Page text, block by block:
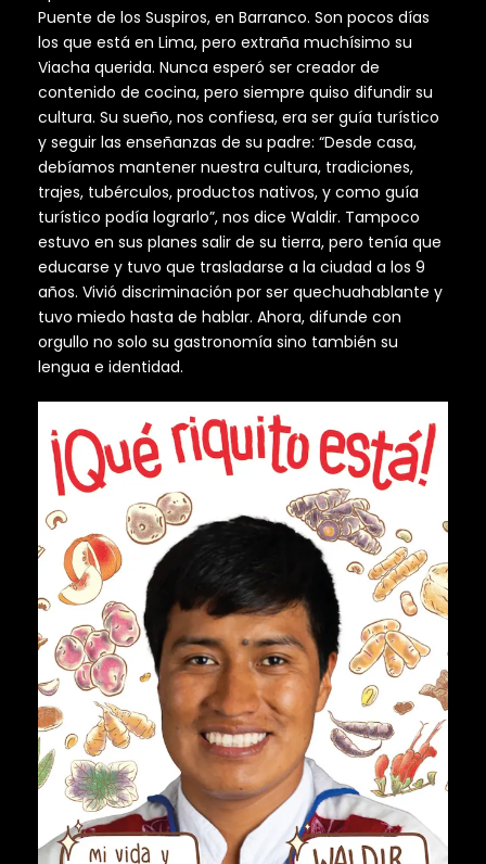
Puente de los Suspiros, en Barranco. Son pocos días
los que está en Lima, pero extraña muchísimo su
Viacha querida. Nunca esperó ser creador de
contenido de cocina, pero siempre quiso difundir su
cultura. Su sueño, nos confiesa, era ser guía turístico
y seguir las enseñanzas de su padre: “Desde casa,
debíamos mantener nuestra cultura, tradiciones,
trajes, tubérculos, productos nativos, y como guía
turístico podía lograrlo”, nos dice Waldir. Tampoco
estuvo en sus planes salir de su tierra, pero tenía que
educarse y tuvo que trasladarse a la ciudad a los 9
años. Vivió discriminación por ser quechuahablante y
tuvo miedo hasta de hablar. Ahora, difunde con
orgullo no solo su gastronomía sino también su
lengua e identidad.